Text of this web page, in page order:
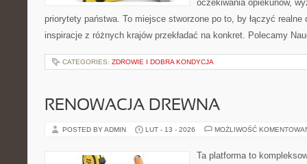
oczekiwania opiekunów,
priorytety państwa. To miejsce stworzone po to, by łączyć
inspiracje z różnych krajów przekładać na konkret. Polecamy
CATEGORIES: ZDROWIE I DOBRA KONDYCJA
RENOWACJA DREWNA
POSTED BY ADMIN LUT - 13 - 2026 MOŻLIWOŚĆ
Ta platforma to